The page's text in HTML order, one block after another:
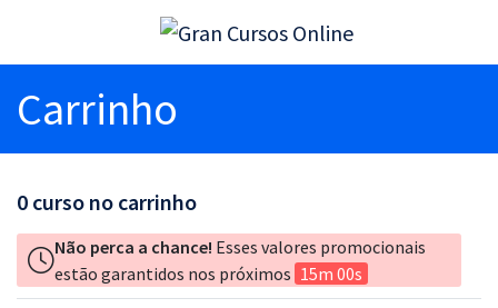
Carrinho
0 curso no carrinho
Não perca a chance! Esses valores promocionais
estão garantidos nos próximos 15m 00s